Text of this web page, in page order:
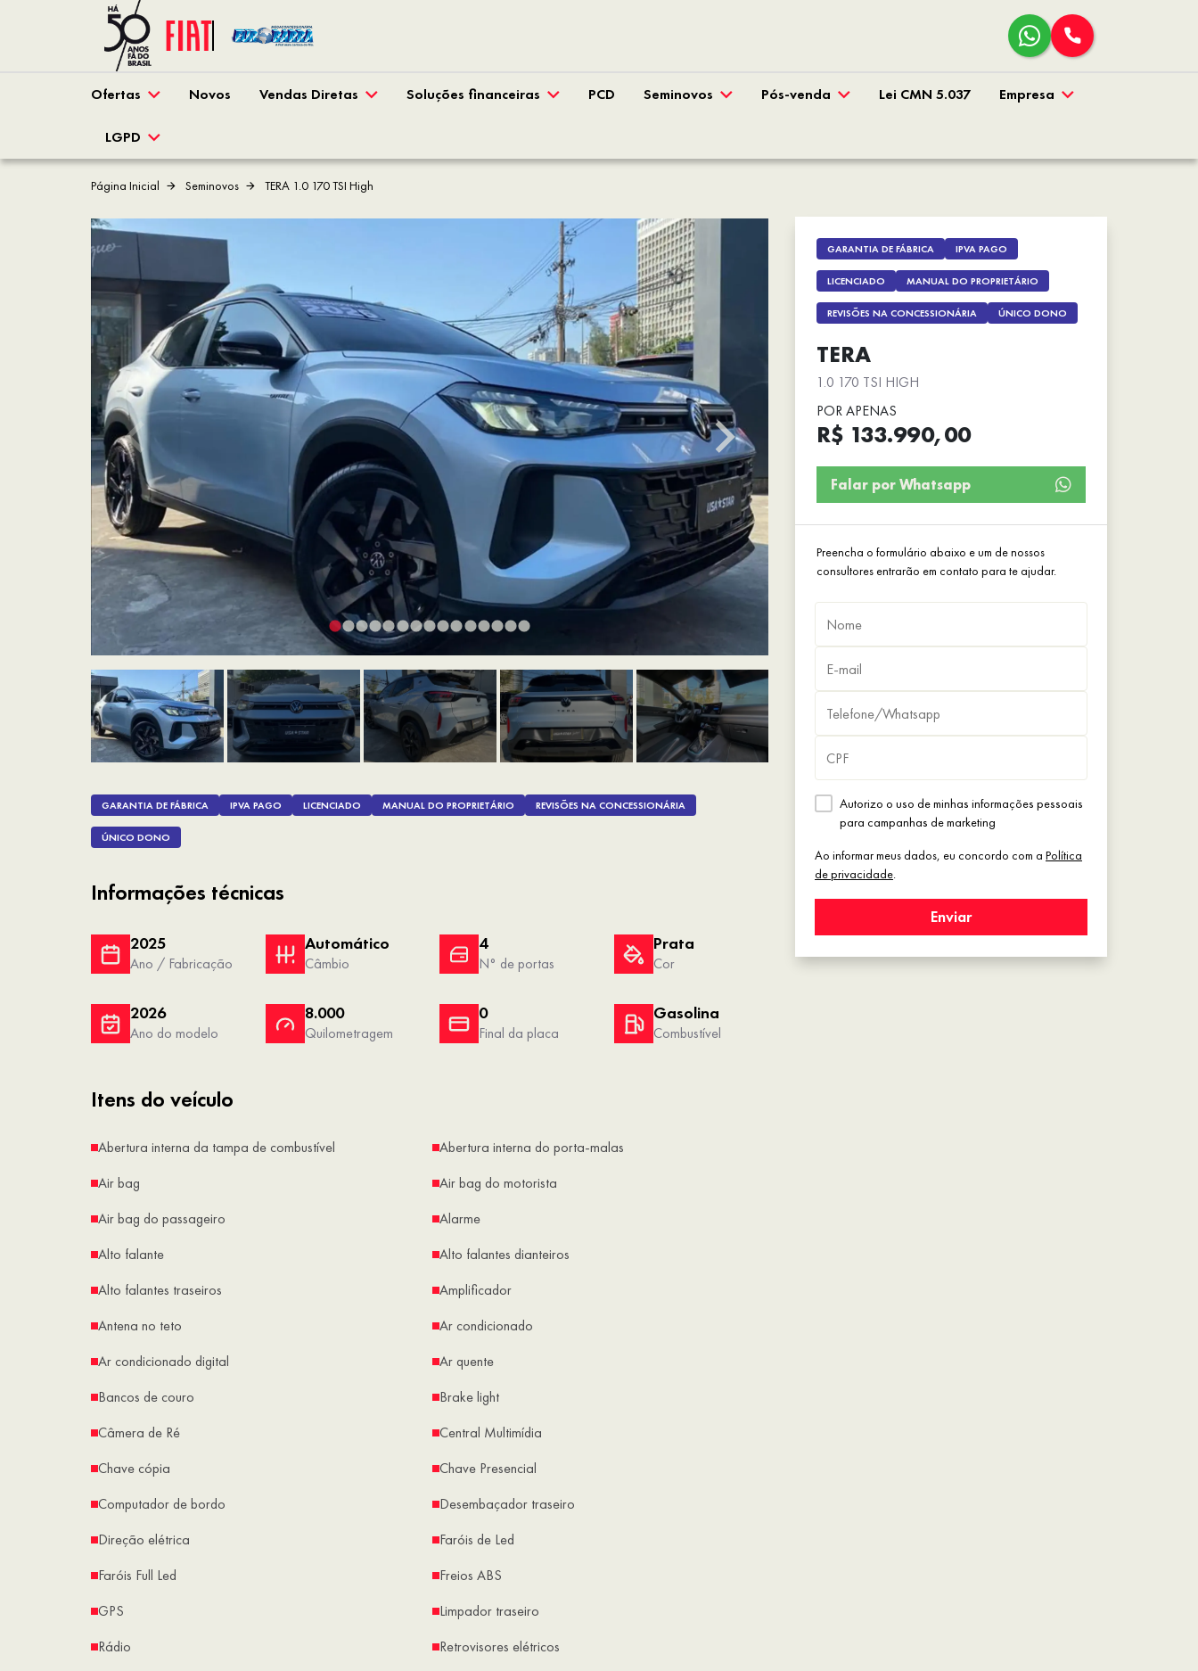
Ofertas Novos Vendas Diretas Soluções financeiras PCD Seminovos Pós-venda Lei CMN 5.037 Empresa
LGPD
Página Inicial Seminovos TERA 1.0 170 TSI High
GARANTIA DE FÁBRICA IPVA PAGO
LICENCIADO MANUAL DO PROPRIETÁRIO
REVISÕES NA CONCESSIONÁRIA ÚNICO DONO
TERA
1.0 170 TSI HIGH
POR APENAS
R$ 133.990,00
Falar por Whatsapp
Preencha o formulário abaixo e um de nossos
consultores entrarão em contato para te ajudar.
Autorizo o uso de minhas informações pessoais
para campanhas de marketing
Ao informar meus dados, eu concordo com a Política
de privacidade.
Enviar
GARANTIA DE FÁBRICA IPVA PAGO LICENCIADO MANUAL DO PROPRIETÁRIO REVISÕES NA CONCESSIONÁRIA
ÚNICO DONO
Informações técnicas
2025
Ano / Fabricação
Automático
Câmbio
4
N° de portas
Prata
Cor
2026
Ano do modelo
8.000
Quilometragem
0
Final da placa
Gasolina
Combustível
Itens do veículo
Abertura interna da tampa de combustível
Abertura interna do porta-malas
Air bag
Air bag do motorista
Air bag do passageiro
Alarme
Alto falante
Alto falantes dianteiros
Alto falantes traseiros
Amplificador
Antena no teto
Ar condicionado
Ar condicionado digital
Ar quente
Bancos de couro
Brake light
Câmera de Ré
Central Multimídia
Chave cópia
Chave Presencial
Computador de bordo
Desembaçador traseiro
Direção elétrica
Faróis de Led
Faróis Full Led
Freios ABS
GPS
Limpador traseiro
Rádio
Retrovisores elétricos